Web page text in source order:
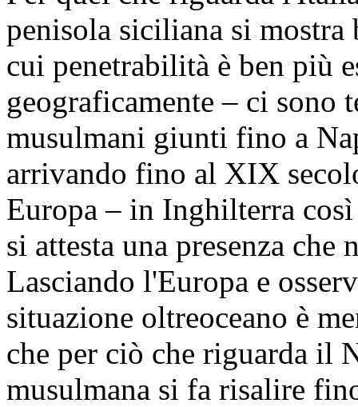
penisola siciliana si mostra
cui penetrabilità è ben più
geograficamente – ci sono
musulmani giunti fino a
arrivando fino al XIX
Europa – in Inghilterra
si attesta una presenza che
Lasciando l'Europa e
situazione oltreoceano è
che per ciò che riguarda il
musulmana si fa risalire